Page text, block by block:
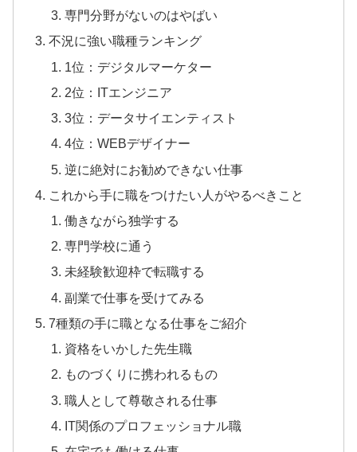
専門分野がないのはやばい
不況に強い職種ランキング
1位：デジタルマーケター
2位：ITエンジニア
3位：データサイエンティスト
4位：WEBデザイナー
逆に絶対にお勧めできない仕事
これから手に職をつけたい人がやるべきこと
働きながら独学する
専門学校に通う
未経験歓迎枠で転職する
副業で仕事を受けてみる
7種類の手に職となる仕事をご紹介
資格をいかした先生職
ものづくりに携われるもの
職人として尊敬される仕事
IT関係のプロフェッショナル職